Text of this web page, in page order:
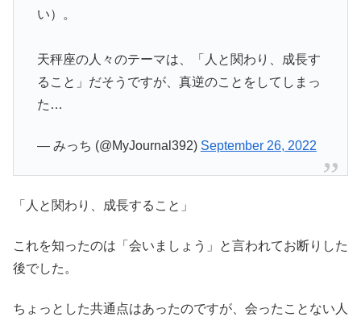
い）。
天秤座の人々のテーマは、「人と関わり、成長す
ること」だそうですが、真逆のことをしてしまっ
た…
— みっち (@MyJournal392) September 26, 2022
「人と関わり、成長すること」
これを知ったのは「会いましょう」と言われてお断りした
後でした。
ちょっとした共通点はあったのですが、会ったことない人